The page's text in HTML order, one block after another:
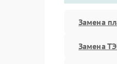
Замена
Замена